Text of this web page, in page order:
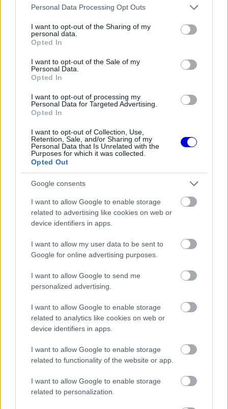
Please note that this website/app uses one or more Google
not limited to your visit or usage behaviour. You may click to
grant or deny consent to Google and its third-party tags to
use your data for below specified purposes in below Google
consent section.
Personal Data Processing Opt Outs
I want to opt-out of the Sharing of my
personal data.
Opted In
I want to opt-out of the Sale of my
Personal Data.
Opted In
I want to opt-out of processing my
Personal Data for Targeted Advertising.
Opted In
I want to opt-out of Collection, Use,
Retention, Sale, and/or Sharing of my
Personal Data that Is Unrelated with the
Purposes for which it was collected.
Opted Out
Google consents
I want to allow Google to enable storage
related to advertising like cookies on web or
device identifiers in apps.
I want to allow my user data to be sent to
Google for online advertising purposes.
I want to allow Google to send me
personalized advertising.
I want to allow Google to enable storage
related to analytics like cookies on web or
device identifiers in apps.
I want to allow Google to enable storage
related to functionality of the website or app.
I want to allow Google to enable storage
related to personalization.
leckét, amit Hamiltontól és
Verstappentől tanult
FORMA-1
A korábbi F1-es pilóta a nosztalgiával szemben a
futamok minőségét hozta fel ellenérvként. „Az
emberek azt mondják, ó, a te időd annyira jó volt,
én pedig azt mondom, nézzetek meg egy
Néha olyan volt, mint egy rövid tesztelés” –
Russellnek tetszik a V8-as ötlet, de nem
csak a hang számít
visszatérése előkelő helyen szerepel, mellette
fontos területnek. A brit versenyző 33 éves lesz,